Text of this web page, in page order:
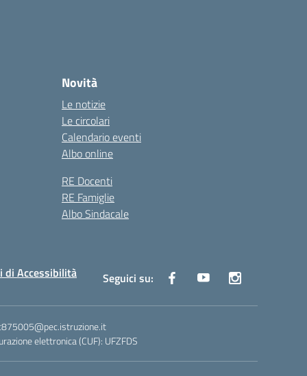
Novità
Le notizie
Le circolari
Calendario eventi
Albo online
RE Docenti
RE Famiglie
Albo Sindacale
di Accessibilità Seguici su:
elettronica (CUF): UFZFDS